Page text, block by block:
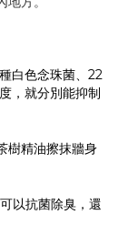
白色念珠菌、22
，就分別能抑制
樹精油擦抹牆身
以抗菌除臭，還